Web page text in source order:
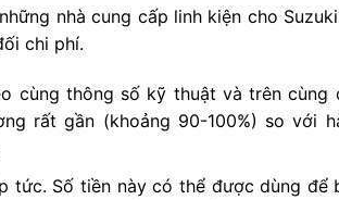
nhà cung cấp linh kiện cho
chi phí.
cùng thông số kỹ thuật và trên cùng
rất gần (khoảng 90-100%) so với
tức. Số tiền này có thể được dùng để